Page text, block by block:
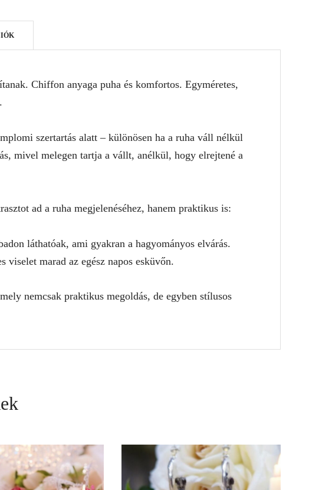
Chiffon anyaga puha és komfortos. Egyméretes,
szertartás alatt – különösen ha a ruha váll nélkül
mivel melegen tartja a vállt, anélkül, hogy elrejtené a
ad a ruha megjelenéséhez, hanem praktikus is:
láthatóak, ami gyakran a hagyományos elvárás.
marad az egész napos esküvőn.
nemcsak praktikus megoldás, de egyben stílusos